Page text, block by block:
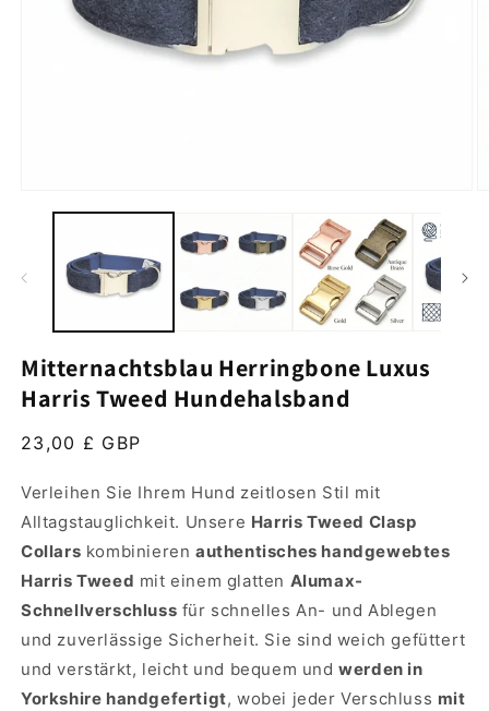
Mitternachtsblau Herringbone Luxus
Harris Tweed Hundehalsband
Normalpreis
23,00 £ GBP
Verleihen Sie Ihrem Hund zeitlosen Stil mit
Alltagstauglichkeit. Unsere Harris Tweed Clasp
Collars kombinierenauthentisches handgewebtes
Harris Tweed mit einem glatten Alumax-
Schnellverschluss für schnelles An- und Ablegen
und zuverlässige Sicherheit. Sie sind weich gefüttert
und verstärkt, leicht und bequem undwerden in
Yorkshire handgefertigt, wobei jeder Verschluss mit